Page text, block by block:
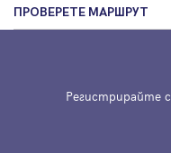
ПРОВЕРЕТЕ МАРШРУТ
Регистрирайте